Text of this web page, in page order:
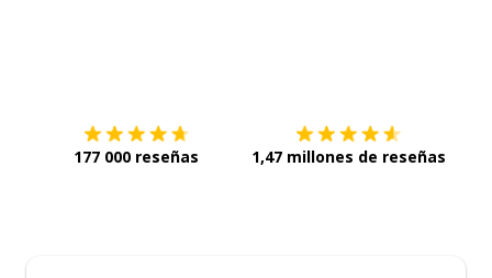
177 000 reseñas 1,47 millones de reseñas